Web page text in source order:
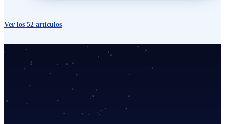
Ver los 52 artículos